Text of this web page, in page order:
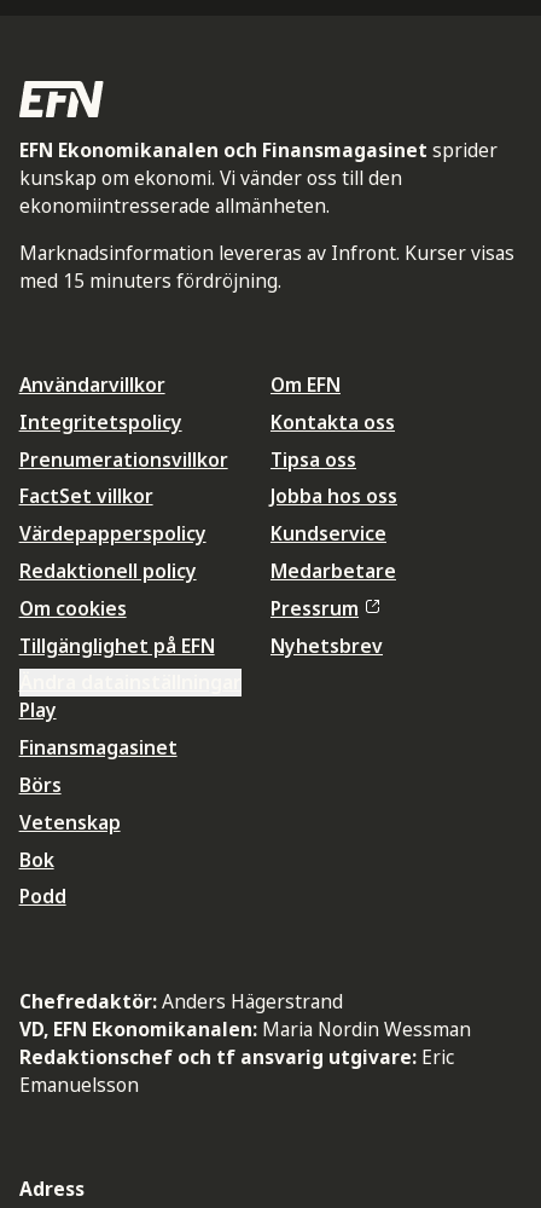
EFN Ekonomikanalen och Finansmagasinet sprider
kunskap om ekonomi. Vi vänder oss till den
ekonomiintresserade allmänheten.
Marknadsinformation levereras av Infront. Kurser visas
med 15 minuters fördröjning.
Användarvillkor
Integritetspolicy
Prenumerationsvillkor
FactSet villkor
Värdepapperspolicy
Redaktionell policy
Om cookies
Tillgänglighet på EFN
Om EFN
Kontakta oss
Tipsa oss
Jobba hos oss
Kundservice
Medarbetare
Pressrum
Nyhetsbrev
Play
Finansmagasinet
Börs
Vetenskap
Bok
Podd
Chefredaktör:Anders Hägerstrand
VD, EFN Ekonomikanalen: Maria Nordin Wessman
Redaktionschef och tf ansvarig utgivare: Eric
Emanuelsson
Adress